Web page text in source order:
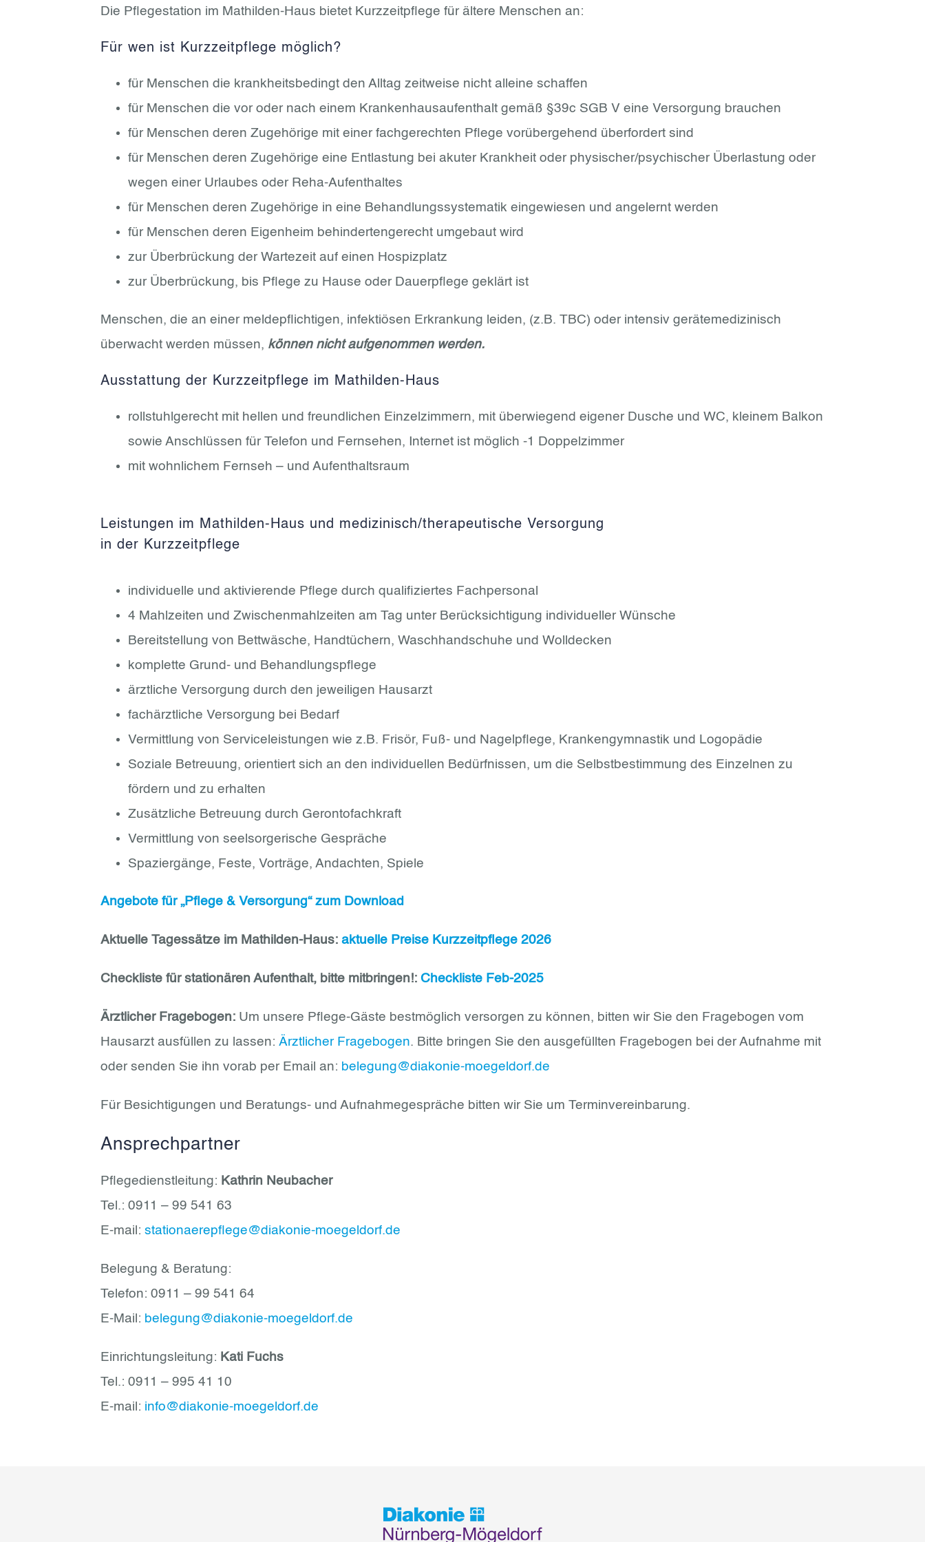
Die Pflegestation im Mathilden-Haus bietet Kurzzeitpflege für ältere Menschen an:
Für wen ist Kurzzeitpflege möglich?
für Menschen die krankheitsbedingt den Alltag zeitweise nicht alleine schaffen
für Menschen die vor oder nach einem Krankenhausaufenthalt gemäß §39c SGB V eine Versorgung brauchen
für Menschen deren Zugehörige mit einer fachgerechten Pflege vorübergehend überfordert sind
für Menschen deren Zugehörige eine Entlastung bei akuter Krankheit oder physischer/psychischer Überlastung oder
wegen einer Urlaubes oder Reha-Aufenthaltes
für Menschen deren Zugehörige in eine Behandlungssystematik eingewiesen und angelernt werden
für Menschen deren Eigenheim behindertengerecht umgebaut wird
zur Überbrückung der Wartezeit auf einen Hospizplatz
zur Überbrückung, bis Pflege zu Hause oder Dauerpflege geklärt ist
Menschen, die an einer meldepflichtigen, infektiösen Erkrankung leiden, (z.B. TBC) oder intensiv gerätemedizinisch
überwacht werden müssen, können nicht aufgenommen werden.
Ausstattung der Kurzzeitpflege im Mathilden-Haus
rollstuhlgerecht mit hellen und freundlichen Einzelzimmern, mit überwiegend eigener Dusche und WC, kleinem Balkon
sowie Anschlüssen für Telefon und Fernsehen, Internet ist möglich -1 Doppelzimmer
mit wohnlichem Fernseh – und Aufenthaltsraum
Leistungen im Mathilden-Haus und medizinisch/therapeutische Versorgung
in der Kurzzeitpflege
individuelle und aktivierende Pflege durch qualifiziertes Fachpersonal
4 Mahlzeiten und Zwischenmahlzeiten am Tag unter Berücksichtigung individueller Wünsche
Bereitstellung von Bettwäsche, Handtüchern, Waschhandschuhe und Wolldecken
komplette Grund- und Behandlungspflege
ärztliche Versorgung durch den jeweiligen Hausarzt
fachärztliche Versorgung bei Bedarf
Vermittlung von Serviceleistungen wie z.B. Frisör, Fuß- und Nagelpflege, Krankengymnastik und Logopädie
Soziale Betreuung, orientiert sich an den individuellen Bedürfnissen, um die Selbstbestimmung des Einzelnen zu
fördern und zu erhalten
Zusätzliche Betreuung durch Gerontofachkraft
Vermittlung von seelsorgerische Gespräche
Spaziergänge, Feste, Vorträge, Andachten, Spiele
Angebote für „Pflege & Versorgung“ zum Download
Aktuelle Tagessätze im Mathilden-Haus: aktuelle Preise Kurzzeitpflege 2026
Checkliste für stationären Aufenthalt, bitte mitbringen!: Checkliste Feb-2025
Ärztlicher Fragebogen:Um unsere Pflege-Gäste bestmöglich versorgen zu können, bitten wir Sie den Fragebogen vom
Hausarzt ausfüllen zu lassen: Ärztlicher Fragebogen. Bitte bringen Sie den ausgefüllten Fragebogen bei der Aufnahme mit
oder senden Sie ihn vorab per Email an: belegung@diakonie-moegeldorf.de
Für Besichtigungen und Beratungs- und Aufnahmegespräche bitten wir Sie um Terminvereinbarung.
Ansprechpartner
Pflegedienstleitung: Kathrin Neubacher
Tel.: 0911 – 99 541 63
E-mail: stationaerepflege@diakonie-moegeldorf.de
Belegung & Beratung:
Telefon: 0911 – 99 541 64
E-Mail: belegung@diakonie-moegeldorf.de
Einrichtungsleitung: Kati Fuchs
Tel.: 0911 – 995 41 10
E-mail: info@diakonie-moegeldorf.de